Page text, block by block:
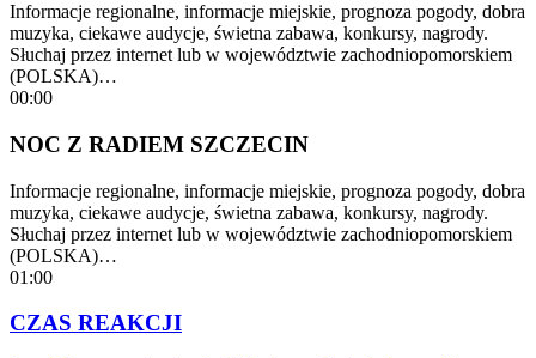
Informacje regionalne, informacje miejskie, prognoza pogody, dobra
muzyka, ciekawe audycje, świetna zabawa, konkursy, nagrody.
Słuchaj przez internet lub w województwie zachodniopomorskiem
(POLSKA)…
00:00
NOC Z RADIEM SZCZECIN
Informacje regionalne, informacje miejskie, prognoza pogody, dobra
muzyka, ciekawe audycje, świetna zabawa, konkursy, nagrody.
Słuchaj przez internet lub w województwie zachodniopomorskiem
(POLSKA)…
01:00
CZAS REAKCJI